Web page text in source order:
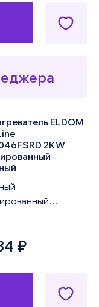
ELDOM
2KW
150 литров
₽